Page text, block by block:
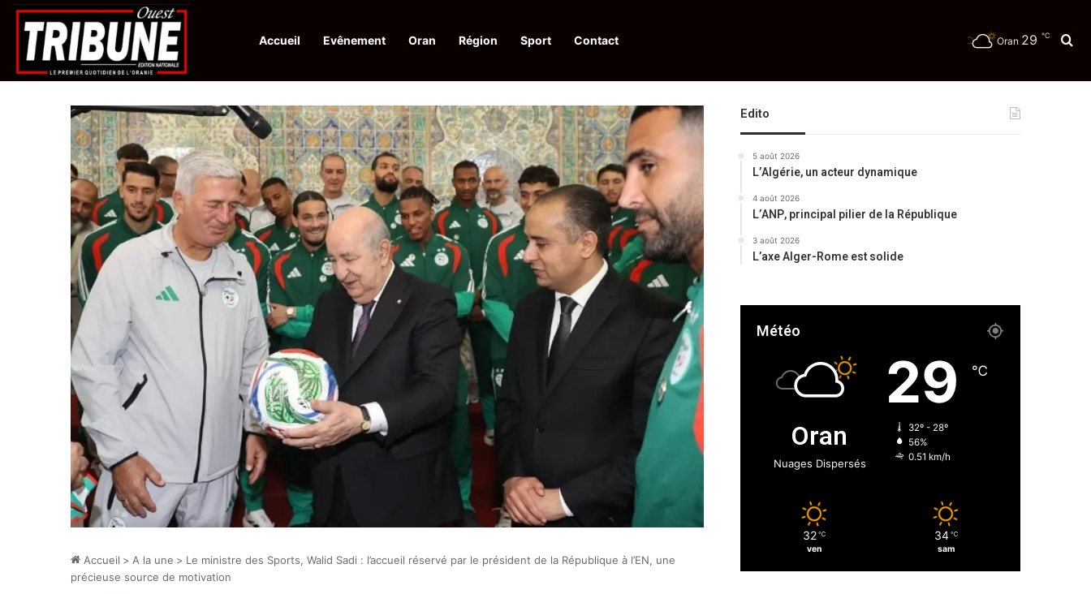
Accueil Evênement Oran Région Sport Contact Oran 29 ℃
Infos en Direct: Protection de la ville sainte d’El-Qods : l’Algérie appelle à une action collective
Accueil > A la une > Le ministre des Sports, Walid Sadi : l’accueil réservé par le président de la République à l’EN, une
précieuse source de motivation
Edito
5 août 2026
L’Algérie, un acteur dynamique
4 août 2026
L’ANP, principal pilier de la République
3 août 2026
L’axe Alger-Rome est solide
Météo
Oran
Nuages Dispersés
29 ℃
32º - 28º
56%
0.51 km/h
32 ℃
ven
34 ℃
sam